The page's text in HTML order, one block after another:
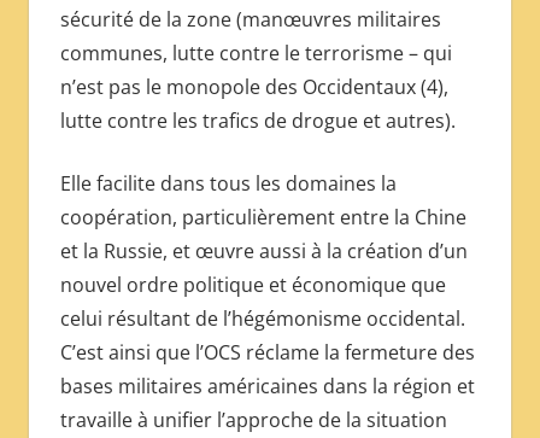
sécurité de la zone (manœuvres militaires
communes, lutte contre le terrorisme – qui
n’est pas le monopole des Occidentaux (4),
lutte contre les trafics de drogue et autres).
Elle facilite dans tous les domaines la
coopération, particulièrement entre la Chine
et la Russie, et œuvre aussi à la création d’un
nouvel ordre politique et économique que
celui résultant de l’hégémonisme occidental.
C’est ainsi que l’OCS réclame la fermeture des
bases militaires américaines dans la région et
travaille à unifier l’approche de la situation